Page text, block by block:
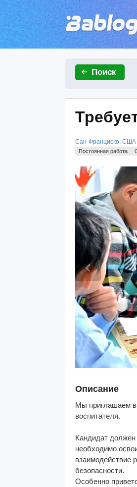
Поиск
Сан-Франциско, США
Постоянная работа
Описание
Мы приглашаем в
воспитателя.
Кандидат
необходимо
взаимодействие
безопасности.
Особенно